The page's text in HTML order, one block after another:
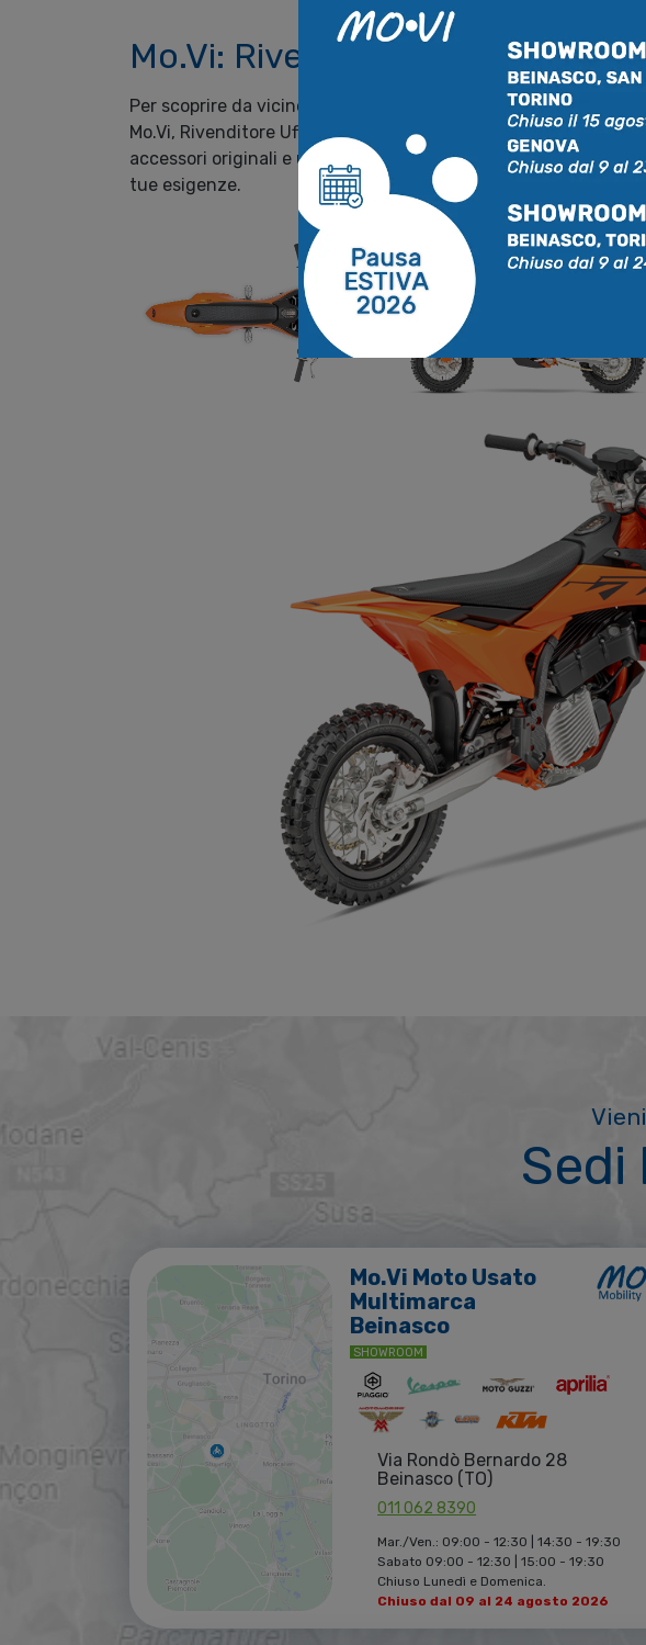
Mo.Vi: Rivenditore Ufficiale KTM
Per scoprire da vicino la nuova KTM SX-E 3 2025 e ricevere
Mo.Vi, Rivenditore Ufficiale KTM. Presso la nostra sede potrai
accessori originali e un team di esperti pronti ad assisterti
tue esigenze.
Sedi
Mo.Vi Moto Usato
Multimarca
Beinasco
SHOWROOM
Via Rondò Bernardo 28
Beinasco (TO)
011 062 8390
Mar./Ven.: 09:00 - 12:30 | 14:30 - 19:30
Sabato 09:00 - 12:30 | 15:00 - 19:30
Chiuso Lunedì e Domenica.
Chiuso dal 09 al 24 agosto 2026